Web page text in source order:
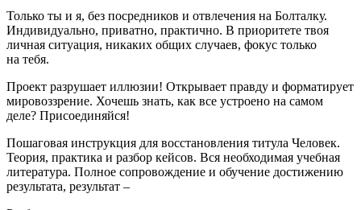
Только ты и я, без посредников и отвлечения на Болталку.
Индивидуально, приватно, практично. В приоритете твоя
личная ситуация, никаких общих случаев, фокус только
на тебя.
Проект разрушает иллюзии! Открывает правду и форматирует
мировоззрение. Хочешь знать, как все устроено на самом
деле? Присоединяйся!
Пошаговая инструкция для восстановления титула Человек.
Теория, практика и разбор кейсов. Вся необходимая учебная
литература. Полное сопровождение и обучение достижению
результата, результат –